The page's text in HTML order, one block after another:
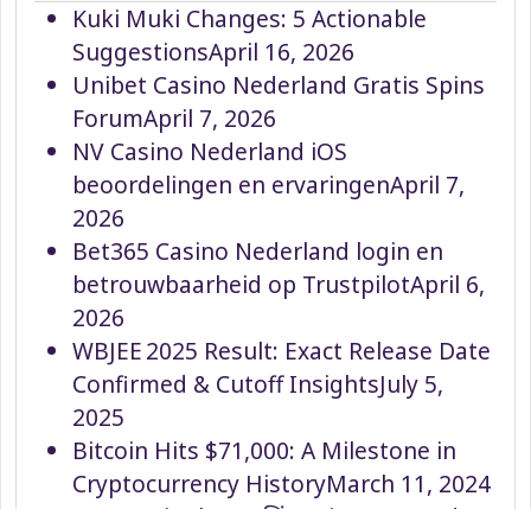
Kuki Muki Changes: 5 Actionable
SuggestionsApril 16, 2026
Unibet Casino Nederland Gratis Spins
ForumApril 7, 2026
NV Casino Nederland iOS
beoordelingen en ervaringenApril 7,
2026
Bet365 Casino Nederland login en
betrouwbaarheid op TrustpilotApril 6,
2026
WBJEE 2025 Result: Exact Release Date
Confirmed & Cutoff InsightsJuly 5,
2025
Bitcoin Hits $71,000: A Milestone in
Cryptocurrency HistoryMarch 11, 2024